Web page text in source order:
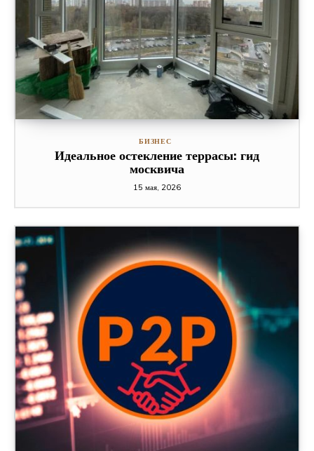
БИЗНЕС
Идеальное остекление террасы: гид
москвича
15 мая, 2026